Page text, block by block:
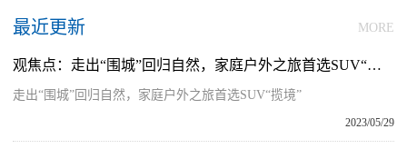
最近更新 MORE
观焦点：走出“围城”回归自然，家庭户外之旅首选SUV“揽境”
走出“围城”回归自然，家庭户外之旅首选SUV“揽境”
2023/05/29